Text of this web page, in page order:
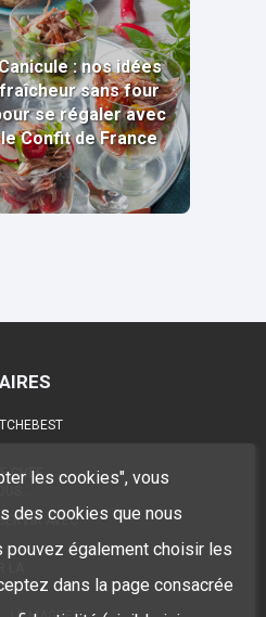
: nos idées
fraîcheur sans four
se régaler avec
le Confit de France
CHEF
AVEC
les cookies", vous
des cookies que nous
pouvez également choisir les
dans la page consacrée